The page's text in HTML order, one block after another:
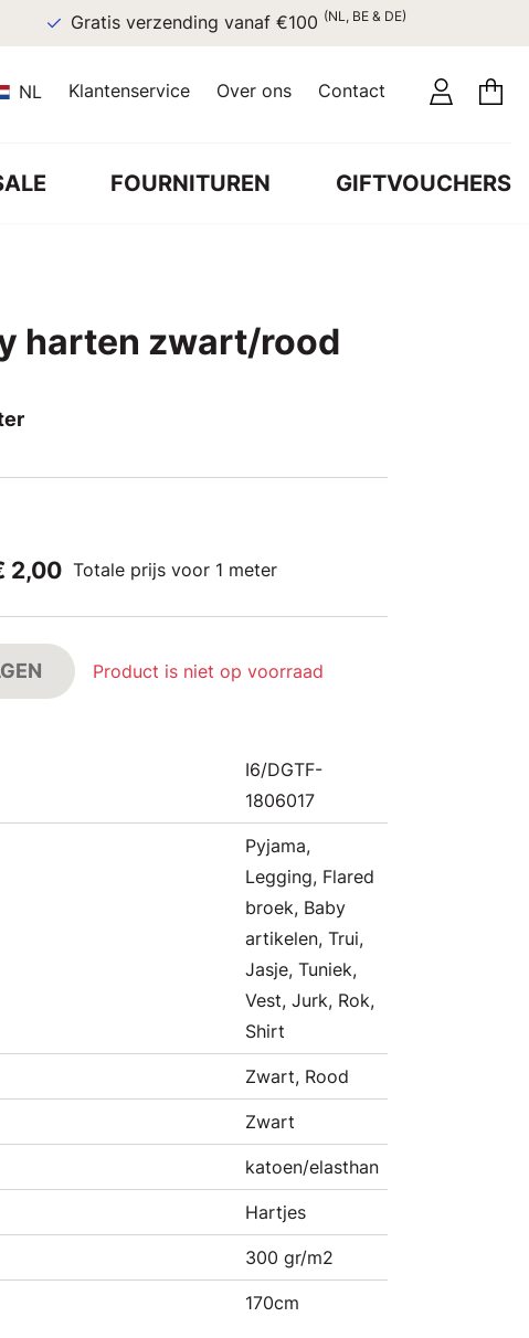
Gratis verzending vanaf €100 (NL, BE & DE)
NL Klantenservice Over ons Contact
FOURNITUREN GIFTVOUCHERS
harten zwart/rood
2,00 Totale prijs voor 1 meter
Product is niet op voorraad
I6/DGTF-
1806017
Pyjama,
Legging, Flared
broek, Baby
artikelen, Trui,
Jasje, Tuniek,
Vest, Jurk, Rok,
Shirt
Zwart, Rood
Zwart
katoen/elasthan
Hartjes
300 gr/m2
170cm